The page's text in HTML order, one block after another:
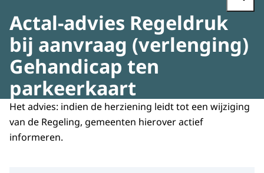
Actal-advies Regeldruk
bij aanvraag (verlenging)
Gehandicap ten
parkeerkaart
Het advies: indien de herziening leidt tot een wijziging
van de Regeling, gemeenten hierover actief
informeren.